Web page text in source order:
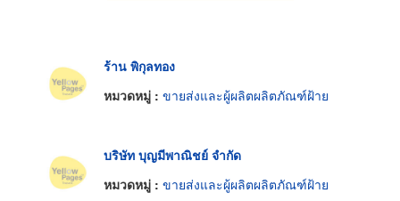
ร้าน พิกุลทอง
หมวดหมู่ : ขายส่งและผู้ผลิตผลิตภัณฑ์ฝ้าย
บริษัท บุญมีพาณิชย์ จำกัด
หมวดหมู่ : ขายส่งและผู้ผลิตผลิตภัณฑ์ฝ้าย